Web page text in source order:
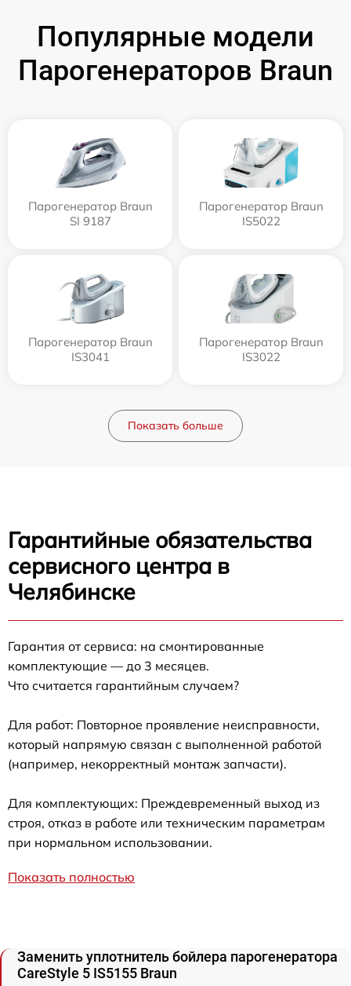
Популярные модели
Парогенераторов Braun
Парогенератор Braun
SI 9187
Парогенератор Braun
IS5022
Парогенератор Braun
IS3041
Парогенератор Braun
IS3022
Показать больше
Гарантийные обязательства
сервисного центра в
Челябинске
Гарантия от сервиса: на смонтированные
комплектующие — до 3 месяцев.
Что считается гарантийным случаем?
Для работ: Повторное проявление неисправности,
который напрямую связан с выполненной работой
(например, некорректный монтаж запчасти).
Для комплектующих: Преждевременный выход из
строя, отказ в работе или техническим параметрам
при нормальном использовании.
Показать полностью
Заменить уплотнитель бойлера парогенератора
CareStyle 5 IS5155 Braun